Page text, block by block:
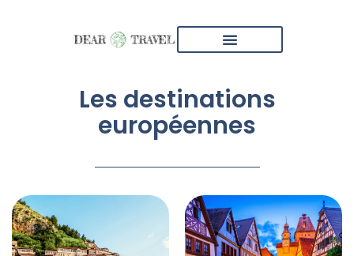
Les destinations
européennes